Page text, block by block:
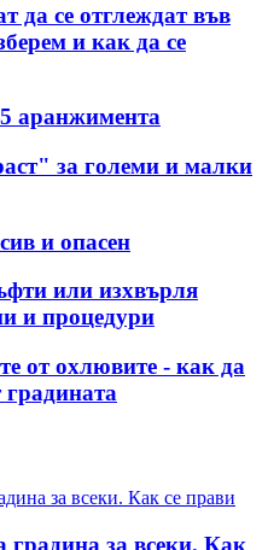
да се отглеждат във
и как да се
аранжимента
за големи и малки
и опасен
или изхвърля
и процедури
от охлювите - как да
градината
градина за всеки. Как